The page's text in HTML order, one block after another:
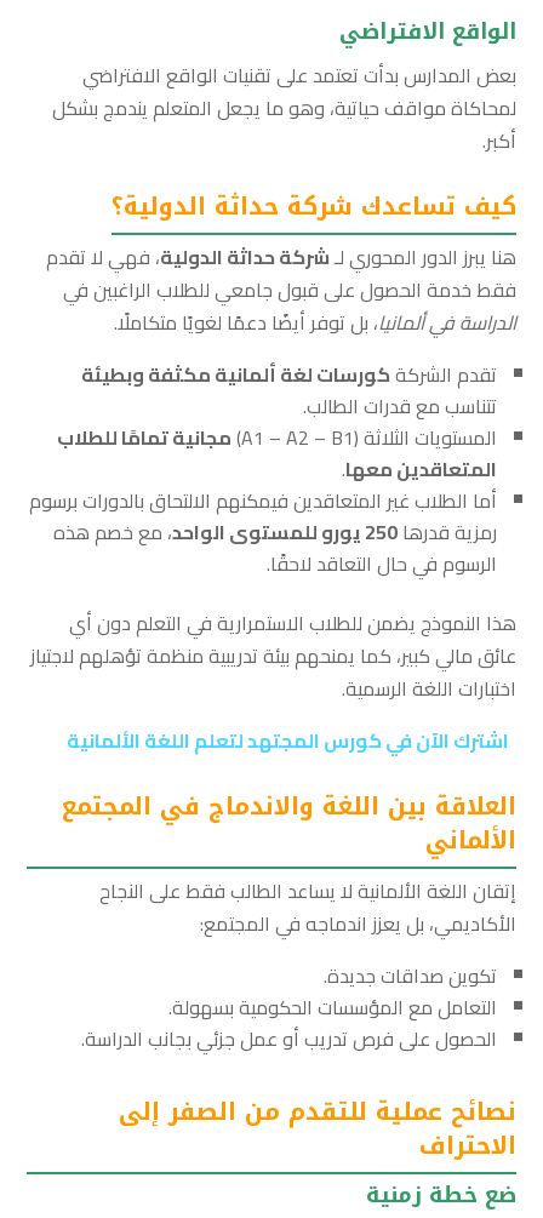
الواقع الافتراضي
بعض المدارس بدأت تعتمد على تقنيات الواقع الافتراضي
لمحاكاة مواقف حياتية، وهو ما يجعل المتعلم يندمج بشكل
أكبر.
كيف تساعدك شركة حداثة الدولية؟
هنا يبرز الدور المحوري لـشركة حداثة الدولية، فهي لا تقدم
فقط خدمة الحصول على قبول جامعي للطلاب الراغبين في
الدراسة في ألمانيا، بل توفر أيضًا دعمًا لغويًا متكاملًا.
تقدم الشركةكورسات لغة ألمانية مكثفة وبطيئة
تتناسب مع قدرات الطالب.
المستويات الثلاثة (A1 – A2 – B1)
مجانية تمامًا للطلاب
المتعاقدين معها.
أما الطلاب غير المتعاقدين فيمكنهم الالتحاق بالدورات برسوم
رمزية قدرها250 يورو للمستوى الواحد
، مع خصم هذه
الرسوم في حال التعاقد لاحقًا.
هذا النموذج يضمن للطلاب الاستمرارية في التعلم دون أي
عائق مالي كبير، كما يمنحهم بيئة تدريبية منظمة تؤهلهم لاجتياز
اختبارات اللغة الرسمية.
اشترك الآن في كورس المجتهد لتعلم اللغة الألمانية
العلاقة بين اللغة والاندماج في المجتمع
الألماني
إتقان اللغة الألمانية لا يساعد الطالب فقط على النجاح
الأكاديمي، بل يعزز اندماجه في المجتمع:
تكوين صداقات جديدة.
التعامل مع المؤسسات الحكومية بسهولة.
الحصول على فرص تدريب أو عمل جزئي بجانب الدراسة.
نصائح عملية للتقدم من الصفر إلى
الاحتراف
ضع خطة زمنية